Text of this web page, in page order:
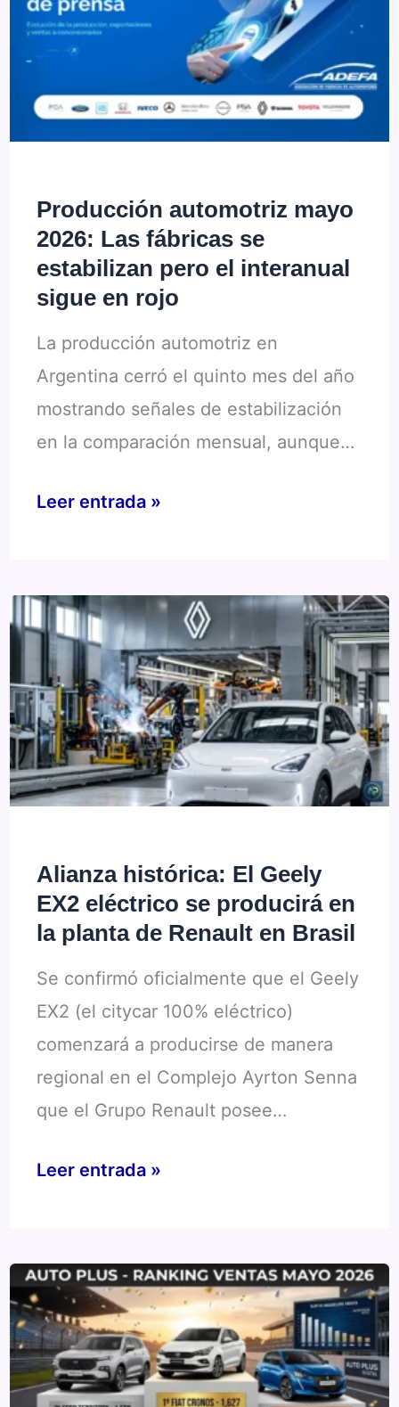
US$
en
Zárate
Exportar
al
Mercosur
Producción automotriz mayo
2026: Las fábricas se
estabilizan pero el interanual
sigue en rojo
La producción automotriz en
Argentina cerró el quinto mes del año
mostrando señales de estabilización
en la comparación mensual, aunque…
Producción
2026:
Las
fábricas
se
estabilizan
pero
el
sigue
en
rojo
Leer entrada »
Alianza histórica: El Geely
EX2 eléctrico se producirá en
la planta de Renault en Brasil
Se confirmó oficialmente que el Geely
EX2 (el citycar 100% eléctrico)
comenzará a producirse de manera
regional en el Complejo Ayrton Senna
que el Grupo Renault posee…
Alianza
Geely
EX2
eléctrico
se
producirá
Leer entrada »